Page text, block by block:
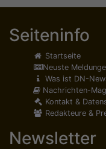
Seiteninfo
Startseite
Neuste
Was ist DN-
Nachrichten-
Kontakt &
Redakteure &
Newsletter